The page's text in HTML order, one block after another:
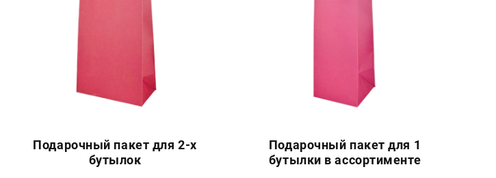
Подарочный пакет для 2-х
бутылок
Подарочный пакет для 1
бутылки в ассортименте